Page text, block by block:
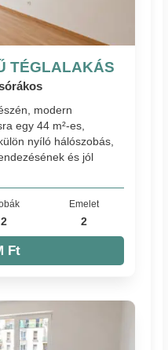
TÉGLALAKÁS
modern
egy 44 m²-es,
nyíló hálószobás,
és jól
2
Emelet
2
Ft